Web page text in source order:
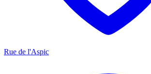
Rue de l'Aspic